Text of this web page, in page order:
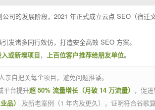
司的发展阶段，2021 年正式成立云点 SEO（宿迁
发诸多同行效仿，打造安全高效 SEO 方案。
或新增项目， 上百位客户推荐给朋友单位。
自把关每个项目，避免问题推诿。
平台提升超 50% 流量增长（月破 14 万流量） ，促进
品）
及新老案例（1 年内及更久），证明符合谷歌